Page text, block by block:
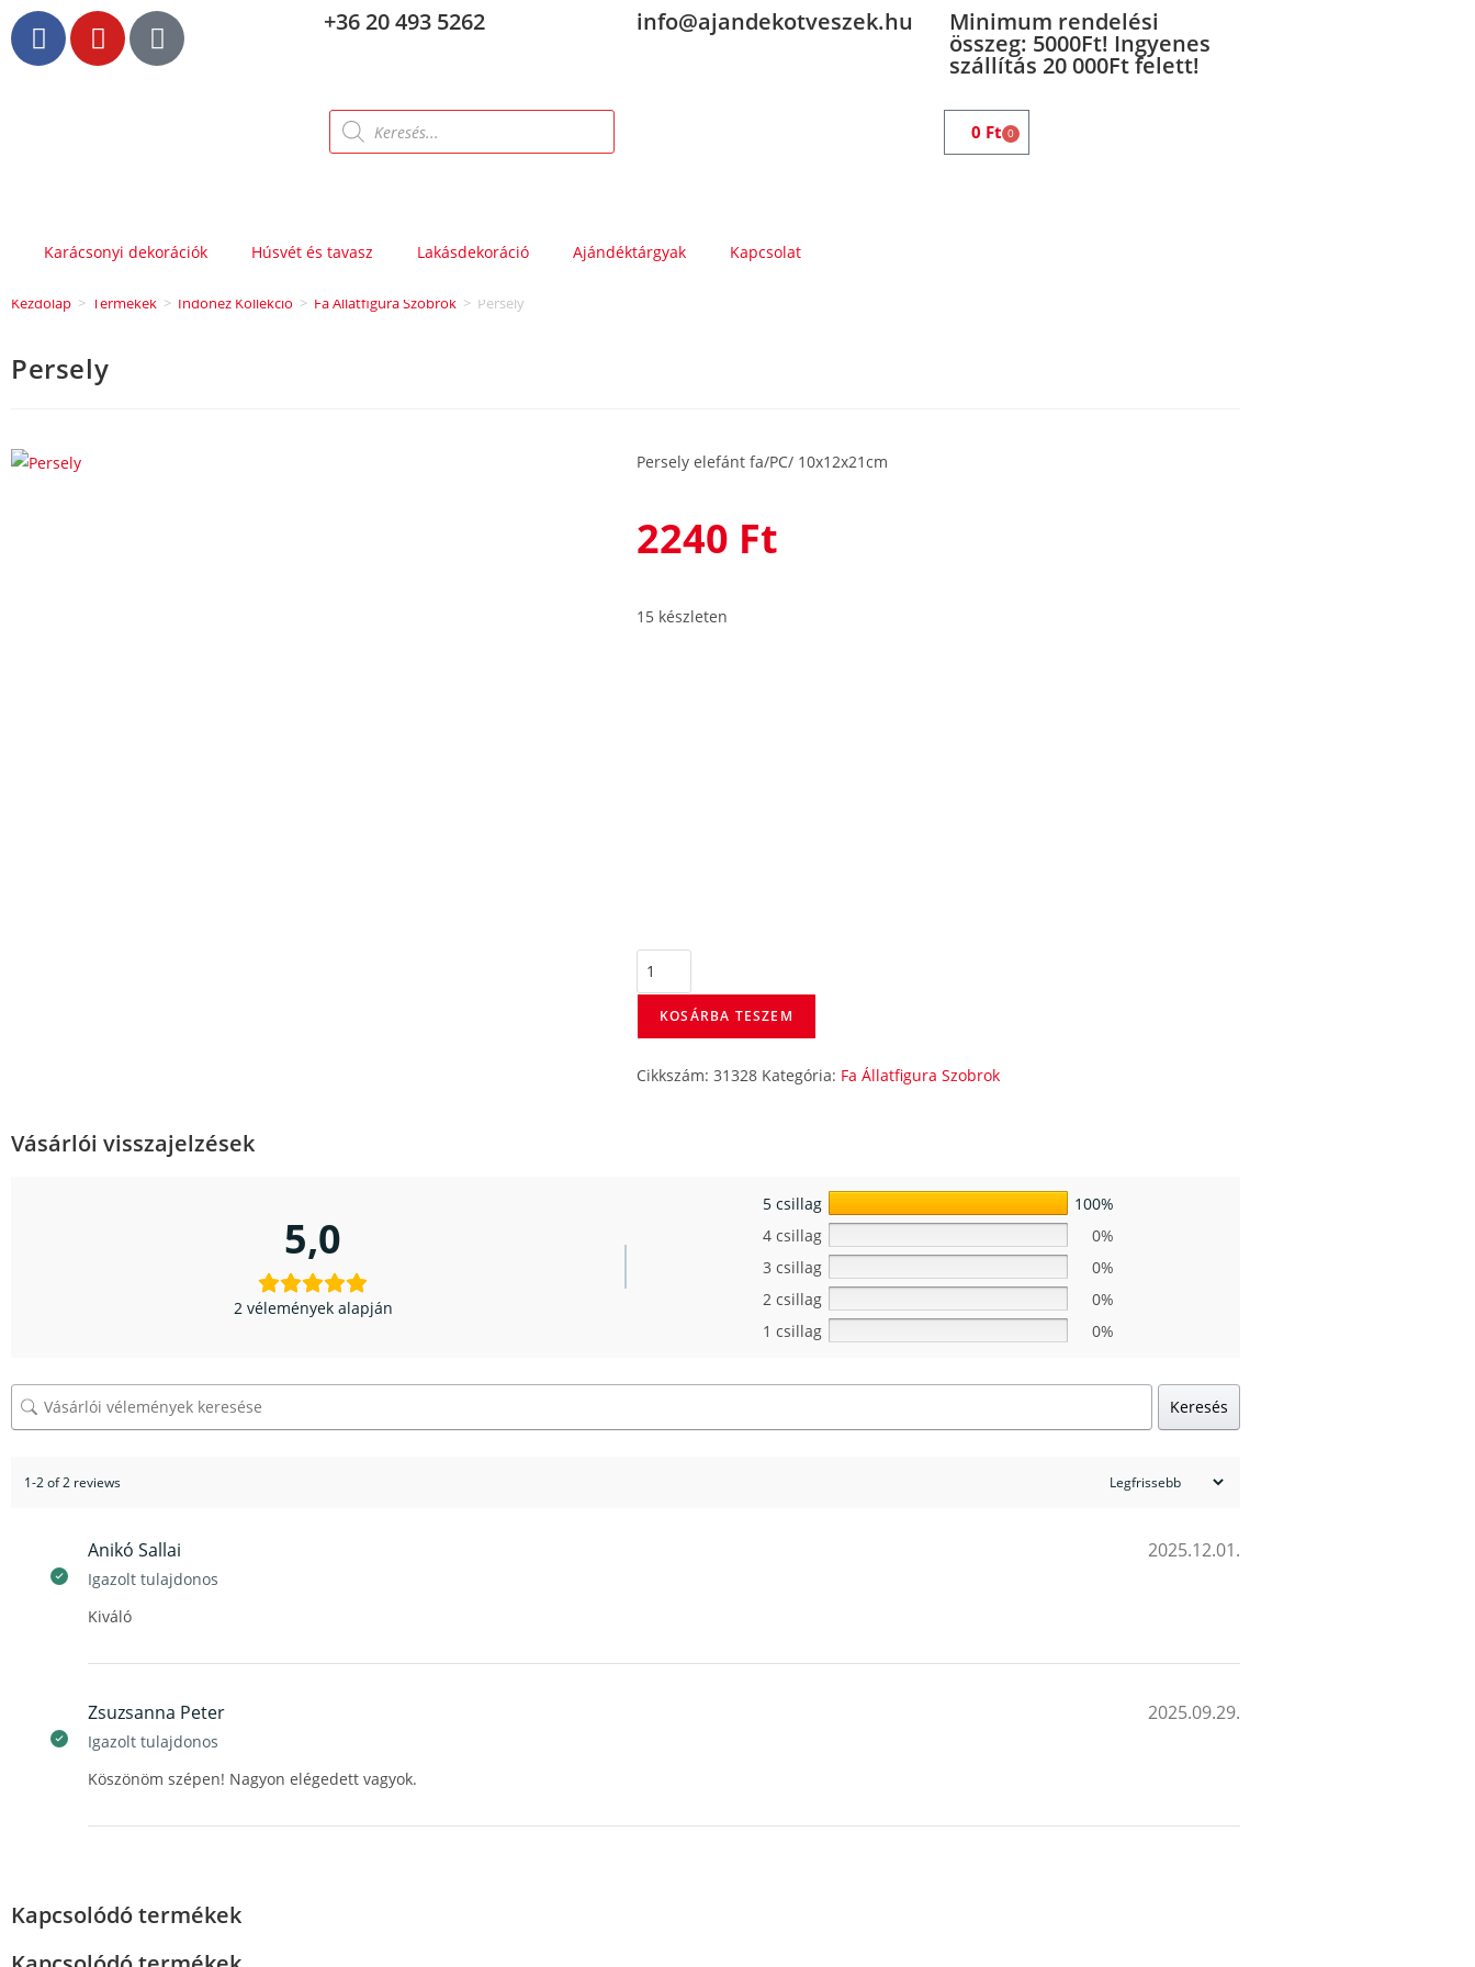
+36 20 493 5262 info@ajandekotveszek.hu Minimum rendelési
összeg: 5000Ft! Ingyenes
szállítás 20 000Ft felett!
0 Ft 0
Karácsonyi dekorációk Húsvét és tavasz Lakásdekoráció Ajándéktárgyak Kapcsolat
Kezdőlap > Termékek > Indonéz Kollekció > Fa Állatfigura Szobrok > Persely
Persely
Persely elefánt fa/PC/ 10x12x21cm
2240 Ft
15 készleten
KOSÁRBA TESZEM
Cikkszám: 31328 Kategória: Fa Állatfigura Szobrok
Vásárlói visszajelzések
5,0
2 vélemények alapján
5 csillag
100%
4 csillag
0%
3 csillag
0%
2 csillag
0%
1 csillag
0%
Keresés
1-2 of 2 reviews
Anikó Sallai
Igazolt tulajdonos
2025.12.01.
Kiváló
Zsuzsanna Peter
Igazolt tulajdonos
2025.09.29.
Köszönöm szépen! Nagyon elégedett vagyok.
Kapcsolódó termékek